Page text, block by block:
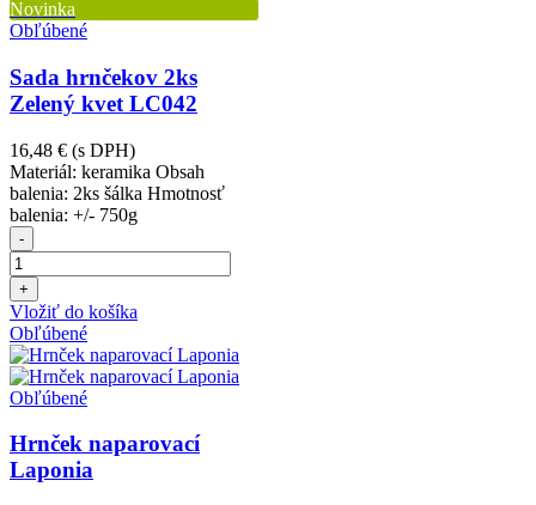
Novinka
Obľúbené
Sada hrnčekov 2ks
Zelený kvet LC042
16,48 € (s DPH)
Materiál: keramika Obsah
balenia: 2ks šálka Hmotnosť
balenia: +/- 750g
-
+
Vložiť do košíka
Obľúbené
Obľúbené
Hrnček naparovací
Laponia